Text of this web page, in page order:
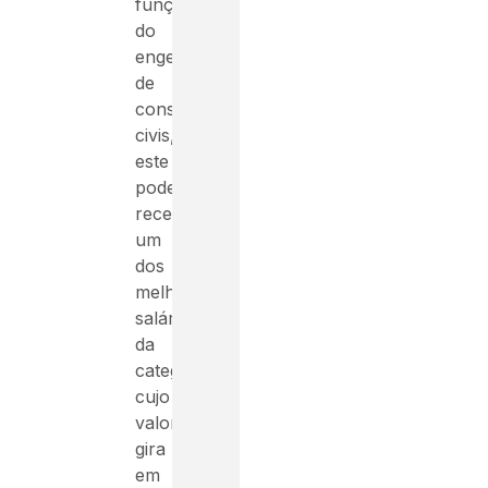
funções
do
engenheiro
de
construções
civis,
este
pode
receber
um
dos
melhores
salários
da
categoria,
cujo
valor
gira
em